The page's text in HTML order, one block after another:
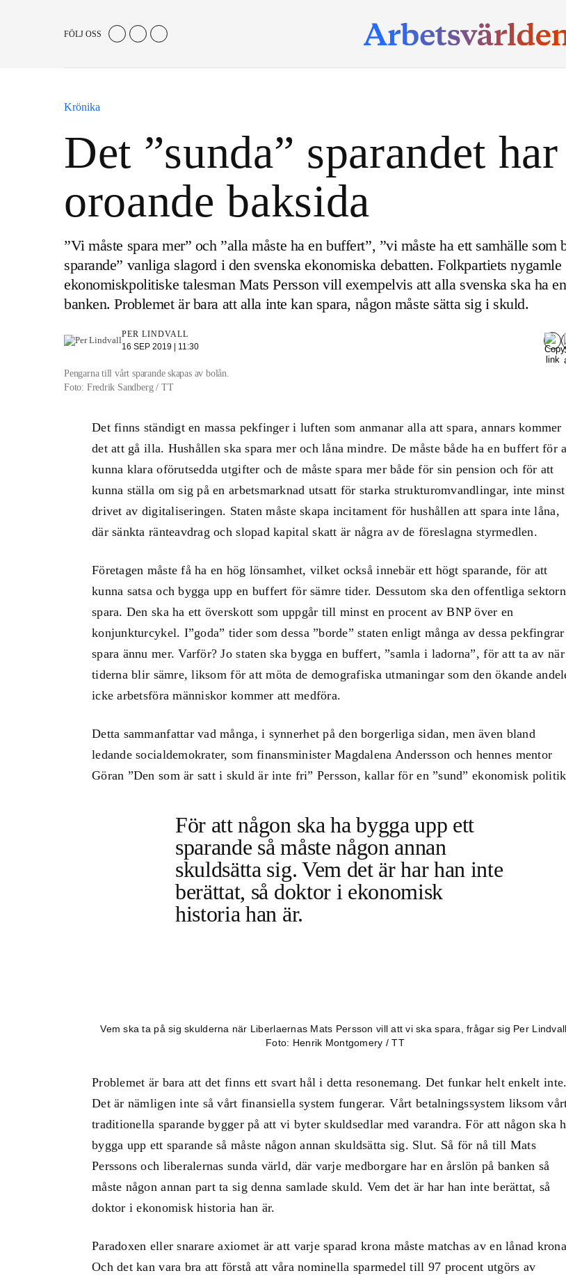
FÖLJ OSS
Krönika
Det ”sunda” sparandet
oroande baksida
”Vi måste spara mer” och ”alla måste ha en buffert”, ”vi måste ha ett samhälle som
sparande” vanliga slagord i den svenska ekonomiska debatten. Folkpartiets nygamle
ekonomiskpolitiske talesman Mats Persson vill exempelvis att alla svenska ska ha
banken. Problemet är bara att alla inte kan spara, någon måste sätta sig i skuld.
PER LINDVALL
16 SEP 2019 | 11:30
Pengarna till vårt sparande skapas av bolån.
Foto: Fredrik Sandberg / TT
Det finns ständigt en massa pekfinger i luften som anmanar alla att spara, annars kommer
det att gå illa. Hushållen ska spara mer och låna mindre. De måste både ha en buffert för
kunna klara oförutsedda utgifter och de måste spara mer både för sin pension och för att
kunna ställa om sig på en arbetsmarknad utsatt för starka strukturomvandlingar, inte minst
drivet av digitaliseringen. Staten måste skapa incitament för hushållen att spara inte låna,
där sänkta ränteavdrag och slopad kapital skatt är några av de föreslagna styrmedlen.
Företagen måste få ha en hög lönsamhet, vilket också innebär ett högt sparande, för att
kunna satsa och bygga upp en buffert för sämre tider. Dessutom ska den offentliga sektorn
spara. Den ska ha ett överskott som uppgår till minst en procent av BNP över en
konjunkturcykel. I”goda” tider som dessa ”borde” staten enligt många av dessa pekfingrar
spara ännu mer. Varför? Jo staten ska bygga en buffert, ”samla i ladorna”, för att ta av när
tiderna blir sämre, liksom för att möta de demografiska utmaningar som den ökande
icke arbetsföra människor kommer att medföra.
Detta sammanfattar vad många, i synnerhet på den borgerliga sidan, men även bland
ledande socialdemokrater, som finansminister Magdalena Andersson och hennes mentor
Göran ”Den som är satt i skuld är inte fri” Persson, kallar för en ”sund” ekonomisk
För att någon ska ha bygga upp ett
sparande så måste någon annan
skuldsätta sig. Vem det är har han inte
berättat, så doktor i ekonomisk
historia han är.
Vem ska ta på sig skulderna när Liberlaernas Mats Persson vill att vi ska spara, frågar sig Per Lindvall.
Foto: Henrik Montgomery / TT
Problemet är bara att det finns ett svart hål i detta resonemang. Det funkar helt enkelt inte.
Det är nämligen inte så vårt finansiella system fungerar. Vårt betalningssystem liksom
traditionella sparande bygger på att vi byter skuldsedlar med varandra. För att någon ska
bygga upp ett sparande så måste någon annan skuldsätta sig. Slut. Så för nå till Mats
Perssons och liberalernas sunda värld, där varje medborgare har en årslön på banken så
måste någon annan part ta sig denna samlade skuld. Vem det är har han inte berättat, så
doktor i ekonomisk historia han är.
Paradoxen eller snarare axiomet är att varje sparad krona måste matchas av en lånad
Och det kan vara bra att förstå att våra nominella sparmedel till 97 procent utgörs av